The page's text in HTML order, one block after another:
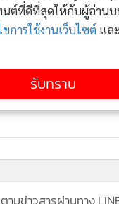
ข่าวอื่นในหมวด
ต์ที่ดีที่สุดให้กับผู้อ่านบ
ขการใช้งานเว็บไซต์ และ
รับทราบ